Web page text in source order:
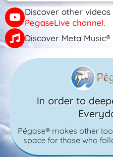
Discover other
PegaseLive channel.
Discover Meta Music®
In order to
Pégase® makes other
space for those who